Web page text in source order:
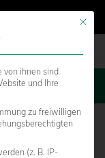
Mit
von ihnen sind
und Ihre
zu freiwilligen
(z. B. IP-